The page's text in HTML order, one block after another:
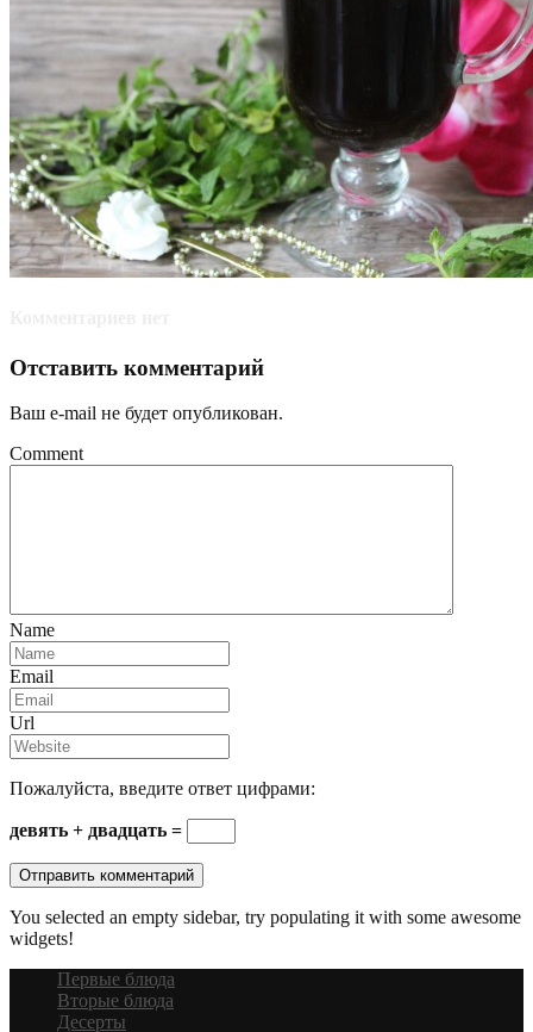
Отставить комментарий
Ваш e-mail не будет опубликован.
Comment
Name
Email
Url
Пожалуйста, введите ответ цифрами:
девять + двадцать =
You selected an empty sidebar, try populating it with some awesome
widgets!
Первые блюда
Вторые блюда
Десерты